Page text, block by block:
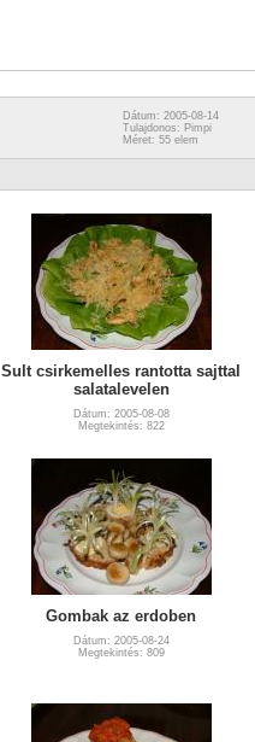
Dátum: 2005-08-14
Tulajdonos: Pimpi
Méret: 55 elem
Sult csirkemelles rantotta sajttal
salatalevelen
Dátum: 2005-08-08
Megtekintés: 822
Gombak az erdoben
Dátum: 2005-08-24
Megtekintés: 809